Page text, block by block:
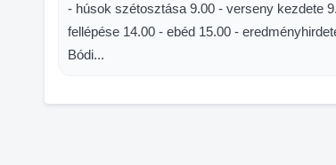
- húsok szétosztása 9.00 - verseny kezdete
fellépése 14.00 - ebéd 15.00 -
Bódi...